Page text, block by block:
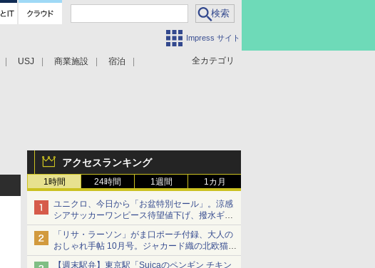
Impress サイト
全カテゴリ
USJ 商業施設 宿泊
アクセスランキング
1時間 24時間 1週間 1カ月
ユニクロ、今日から「お盆特別セール」。涼感
シアサッカーワンピース待望値下げ、撥水ギア
ショーツは1990円に
「リサ・ラーソン」がま口ポーチ付録、大人の
おしゃれ手帖 10月号。ジャカード織の北欧猫デ
ザイン
【週末駅弁】東京駅「Suicaのペンギン チキン